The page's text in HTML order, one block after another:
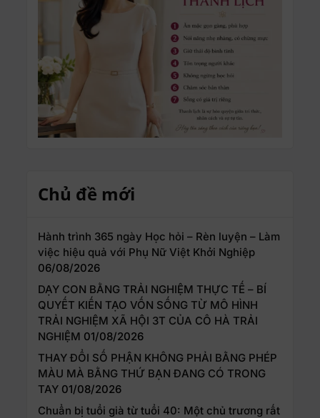
Chủ đề mới
Hành trình 365 ngày Học hỏi – Rèn luyện – Làm
việc hiệu quả với Phụ Nữ Việt Khởi Nghiệp
06/08/2026
DẠY CON BẰNG TRẢI NGHIỆM THỰC TẾ – BÍ
QUYẾT KIẾN TẠO VỐN SỐNG TỪ MÔ HÌNH
TRẢI NGHIỆM XÃ HỘI 3T CỦA CÔ HÀ TRẢI
NGHIỆM 01/08/2026
THAY ĐỔI SỐ PHẬN KHÔNG PHẢI BẰNG PHÉP
MÀU MÀ BẰNG THỨ BẠN ĐANG CÓ TRONG
TAY 01/08/2026
Chuẩn bị tuổi già từ tuổi 40: Một chủ trương rất